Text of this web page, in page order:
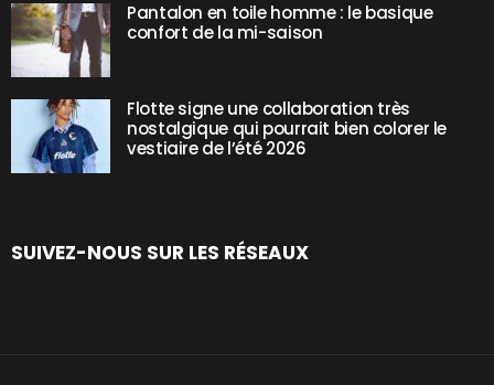
Pantalon en toile homme : le basique
confort de la mi-saison
Flotte signe une collaboration très
nostalgique qui pourrait bien colorer le
vestiaire de l’été 2026
SUIVEZ-NOUS SUR LES RÉSEAUX